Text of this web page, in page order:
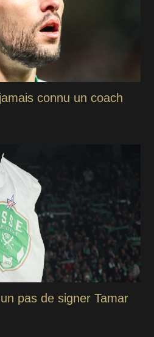
connu un coach
pas de signer Tamar